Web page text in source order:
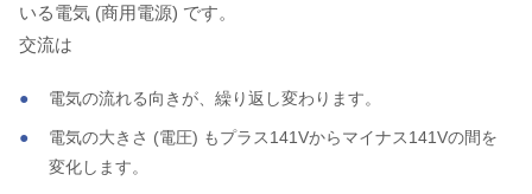
いる電気 (商用電源) です。
交流は
電気の流れる向きが、繰り返し変わります。
電気の大きさ (電圧) もプラス141Vからマイナス141Vの間を
変化します。